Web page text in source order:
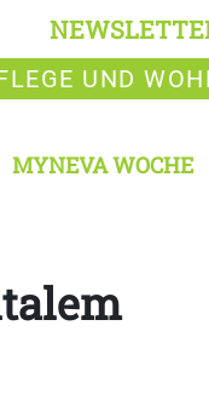
UND
MYNEVA WOCHE